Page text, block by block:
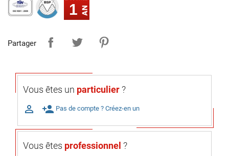
1
Partager
Vous êtes un particulier?
 person_add Pas de compte ? Créez-en un
Vous êtes professionnel ?